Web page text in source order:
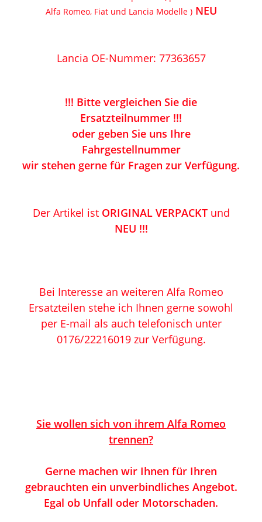
Alfa Romeo, Fiat und Lancia Modelle )NEU
Lancia OE-Nummer: 77363657
!!! Bitte vergleichen Sie die
Ersatzteilnummer !!!
oder geben Sie uns Ihre
Fahrgestellnummer
wir stehen gerne für Fragen zur Verfügung.
Der Artikel istORIGINAL VERPACKTund
NEU !!!
Bei Interesse an weiteren Alfa Romeo
Ersatzteilen stehe ich Ihnen gerne sowohl
per E-mail als auch telefonisch unter
0176/22216019 zur Verfügung.
Sie wollen sich von ihrem Alfa Romeo
trennen?
Gerne machen wir Ihnen für Ihren
gebrauchten ein unverbindliches Angebot.
Egal ob Unfall oder Motorschaden.